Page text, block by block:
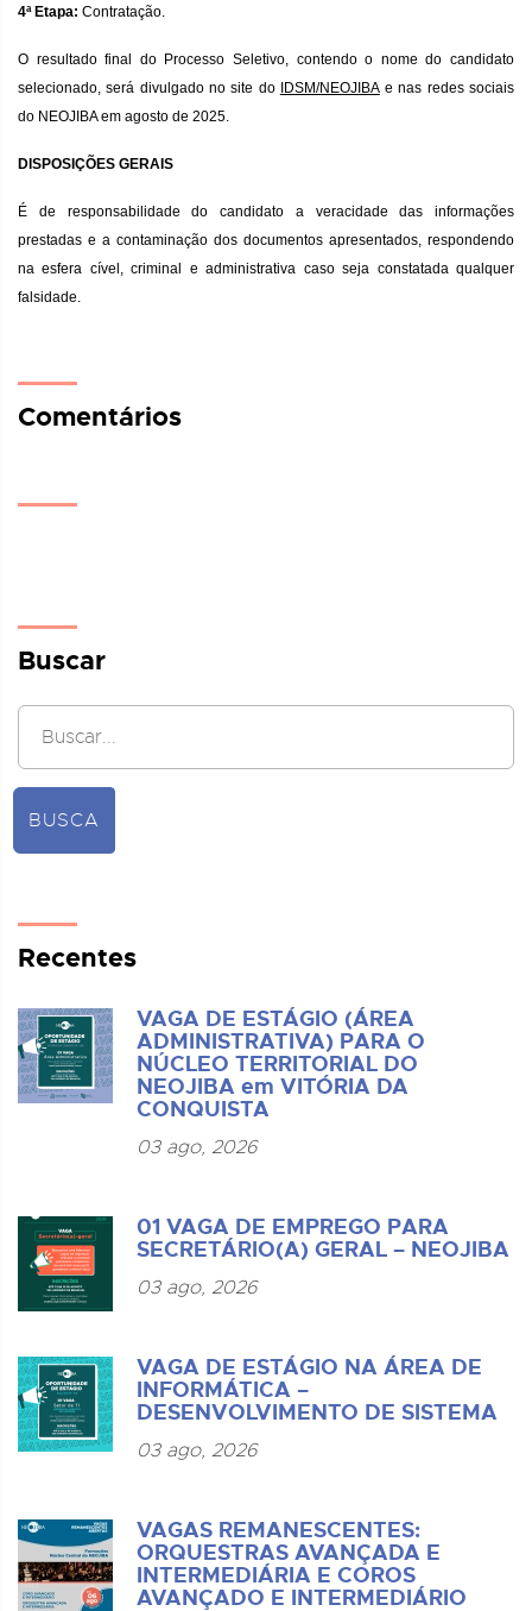
4ª Etapa: Contratação.
O resultado final do Processo Seletivo, contendo o nome do candidato
selecionado, será divulgado no site do
IDSM/NEOJIBAe nas redes sociais
do NEOJIBA em agosto de 2025.
DISPOSIÇÕES GERAIS
É de responsabilidade do candidato a veracidade das informações
prestadas e a contaminação dos documentos apresentados, respondendo
na esfera cível, criminal e administrativa caso seja constatada qualquer
falsidade.
Comentários
Buscar
BUSCA
Recentes
VAGA DE ESTÁGIO (ÁREA
ADMINISTRATIVA) PARA O
NÚCLEO TERRITORIAL DO
NEOJIBA em VITÓRIA DA
CONQUISTA
03 ago, 2026
01 VAGA DE EMPREGO PARA
SECRETÁRIO(A) GERAL – NEOJIBA
03 ago, 2026
VAGA DE ESTÁGIO NA ÁREA DE
INFORMÁTICA –
DESENVOLVIMENTO DE SISTEMA
03 ago, 2026
VAGAS REMANESCENTES:
ORQUESTRAS AVANÇADA E
INTERMEDIÁRIA E COROS
AVANÇADO E INTERMEDIÁRIO